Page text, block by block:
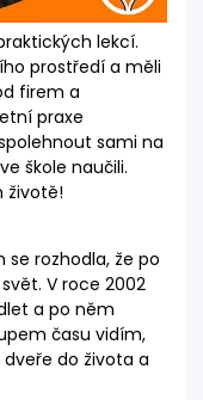
lekcí.
prostředí a měli
firem a
praxe
sami na
škole naučili.
životě!
se rozhodla, že po
V roce 2002
a po něm
času vidím,
do života a